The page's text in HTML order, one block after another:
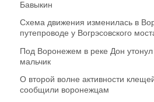
Бавыкин
Схема движения изменилась в
путепроводе у Вогрэсовского
Под Воронежем в реке Дон утонул
мальчик
О второй волне активности
сообщили воронежцам